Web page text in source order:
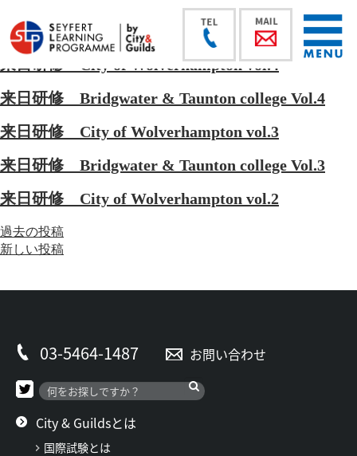
来日研修 City of Wolverhampton vol.4
来日研修 Bridgwater & Taunton college Vol.4
来日研修 City of Wolverhampton vol.3
来日研修 Bridgwater & Taunton college Vol.3
来日研修 City of Wolverhampton vol.2
投
稿
過去の投稿
新しい投稿
03-5464-1487 お問い合わせ
City & Guildsとは
国際試験とは